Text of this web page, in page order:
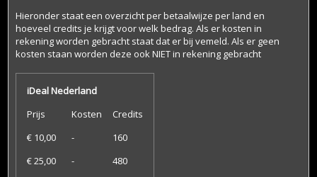
Hieronder staat een overzicht per betaalwijze per land en
hoeveel credits je krijgt voor welk bedrag. Als er kosten in
rekening worden gebracht staat dat er bij vemeld. Als er geen
kosten staan worden deze ook NIET in rekening gebracht
iDeal Nederland
Prijs
Kosten
Credits
€ 10,00
-
160
€ 25,00
-
480